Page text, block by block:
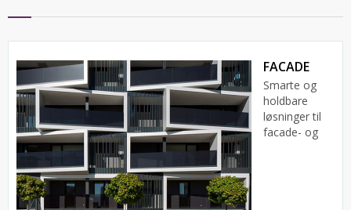
FACADE
Smarte og
holdbare
løsninger til
facade- og